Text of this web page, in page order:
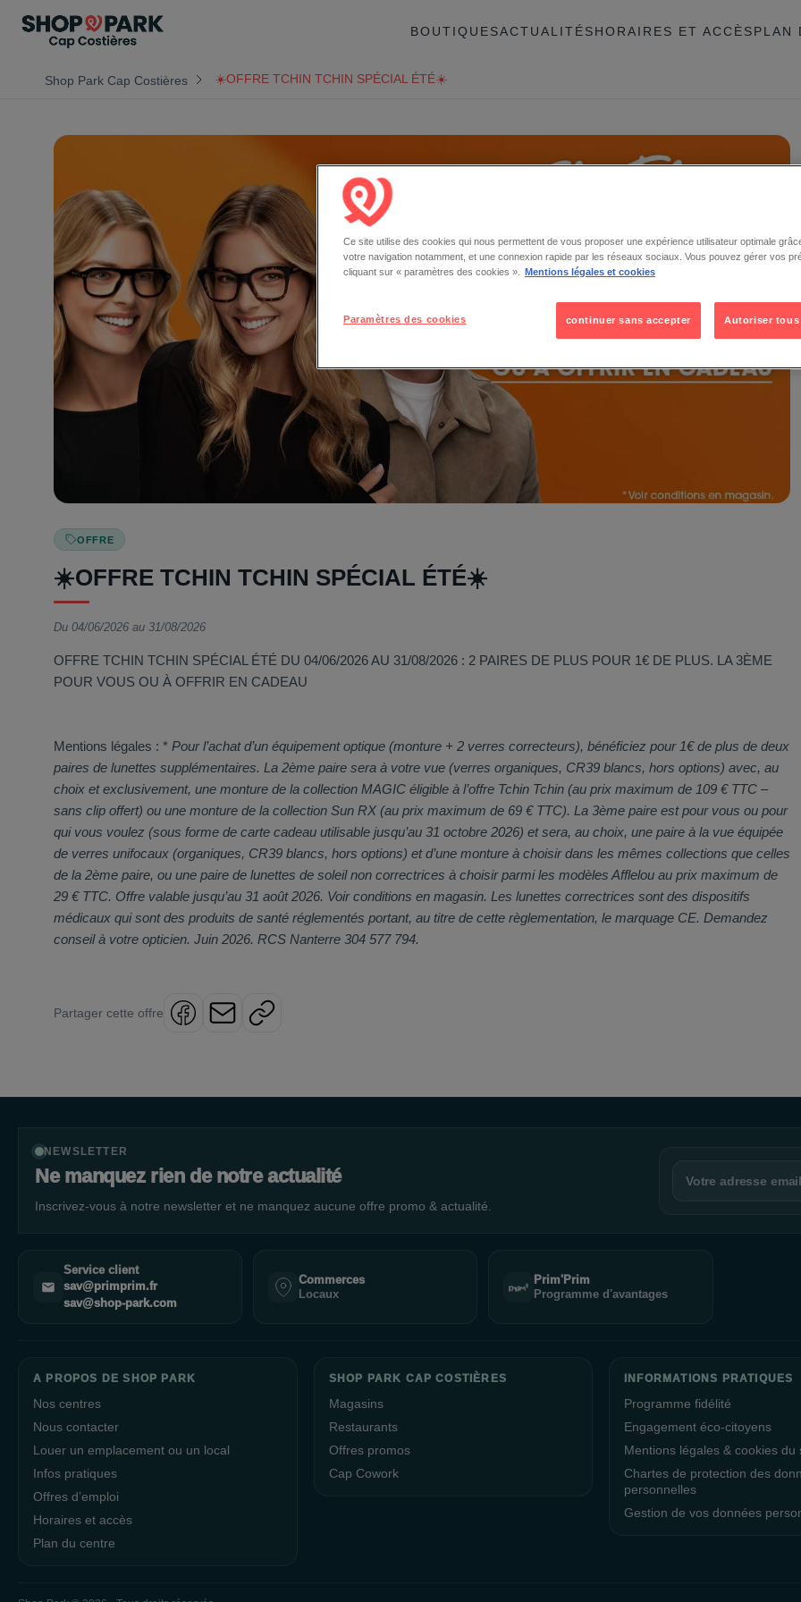
BOUTIQUESACTUALITÉSHORAIRES ET ACCÈSPLAN
Shop Park Cap Costières ☀️OFFRE TCHIN TCHIN SPÉCIAL ÉTÉ☀️
OFFRE
☀️OFFRE TCHIN TCHIN SPÉCIAL ÉTÉ☀️
Du 04/06/2026 au 31/08/2026
OFFRE TCHIN TCHIN SPÉCIAL ÉTÉ DU 04/06/2026 AU 31/08/2026 : 2 PAIRES DE PLUS POUR 1€ DE PLUS. LA 3ÈME
POUR VOUS OU À OFFRIR EN CADEAU
Mentions légales : * Pour l’achat d’un équipement optique (monture + 2 verres correcteurs), bénéficiez pour 1€ de plus de deux
paires de lunettes supplémentaires. La 2ème paire sera à votre vue (verres organiques, CR39 blancs, hors options) avec, au
choix et exclusivement, une monture de la collection MAGIC éligible à l’offre Tchin Tchin (au prix maximum de 109 € TTC –
sans clip offert) ou une monture de la collection Sun RX (au prix maximum de 69 € TTC). La 3ème paire est pour vous ou pour
qui vous voulez (sous forme de carte cadeau utilisable jusqu’au 31 octobre 2026) et sera, au choix, une paire à la vue équipée
de verres unifocaux (organiques, CR39 blancs, hors options) et d’une monture à choisir dans les mêmes collections que celles
de la 2ème paire, ou une paire de lunettes de soleil non correctrices à choisir parmi les modèles Afflelou au prix maximum de
29 € TTC. Offre valable jusqu’au 31 août 2026. Voir conditions en magasin. Les lunettes correctrices sont des dispositifs
médicaux qui sont des produits de santé réglementés portant, au titre de cette règlementation, le marquage CE. Demandez
conseil à votre opticien. Juin 2026. RCS Nanterre 304 577 794.
Partager cette offre FacebookEmail Copier le lien
NEWSLETTER
Ne manquez rien de notre actualité
Inscrivez-vous à notre newsletter et ne manquez aucune offre promo & actualité.
Service client
sav@primprim.fr
sav@shop-park.com
Commerces
Locaux
Prim'Prim
Programme d'avantages
A PROPOS DE SHOP PARK
Nos centres
Nous contacter
Louer un emplacement ou un local
Infos pratiques
Offres d’emploi
Horaires et accès
Plan du centre
SHOP PARK CAP COSTIÈRES
Magasins
Restaurants
Offres promos
Cap Cowork
INFORMATIONS PRATIQUES
Programme fidélité
Engagement éco-citoyens
Mentions légales & cookies du
Chartes de protection des
personnelles
Gestion de vos données
Ce site utilise des cookies qui nous permettent de vous proposer une expérience utilisateur optimale
votre navigation notamment, et une connexion rapide par les réseaux sociaux. Vous pouvez gérer vos
cliquant sur « paramètres des cookies ».
Mentions légales et cookies
Paramètres des cookies continuer sans accepter Autoriser tous